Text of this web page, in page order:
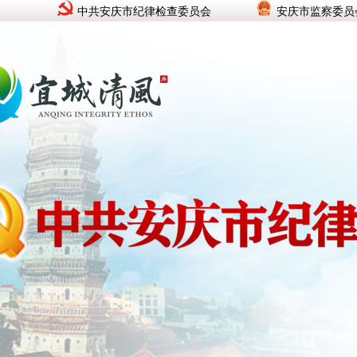
中共安庆市纪律检查委员会 安庆市监察委